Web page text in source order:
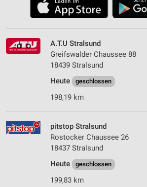
A.T.U Stralsund
Greifswalder Chaussee 88
18439 Stralsund
Heute
geschlossen
198,19 km
pitstop Stralsund
Rostocker Chaussee 26
18437 Stralsund
Heute
geschlossen
199,83 km